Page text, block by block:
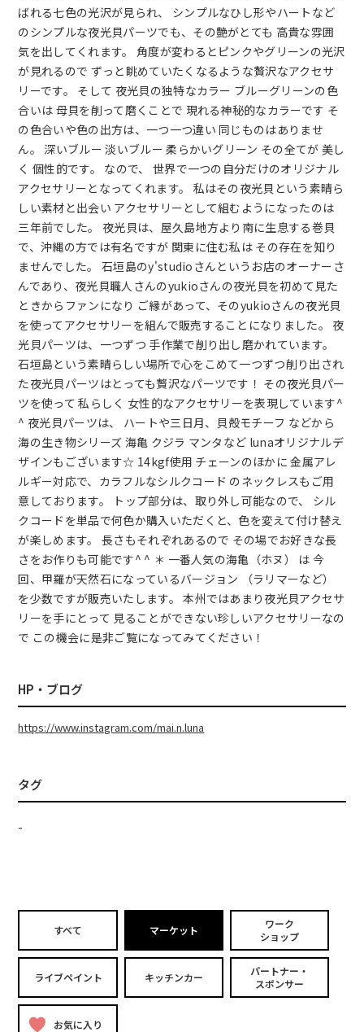
ばれる七色の光沢が見られ、 シンプルなひし形やハートなど
のシンプルな夜光貝パーツでも、その艶がとても 高貴な雰囲
気を出してくれます。 角度が変わるとピンクやグリーンの光沢
が見れるので ずっと眺めていたくなるような贅沢なアクセサ
リーです。 そして 夜光貝の独特なカラー ブルーグリーンの色
合いは 母貝を削って磨くことで 現れる神秘的なカラーです そ
の色合いや色の出方は、一つ一つ違い 同じものはありませ
ん。 深いブルー 淡いブルー 柔らかいグリーン その全てが 美し
く 個性的です。 なので、 世界で一つの自分だけのオリジナル
アクセサリーとなってくれます。 私はその夜光貝という素晴ら
しい素材と出会い アクセサリーとして組むようになったのは
三年前でした。 夜光貝は、屋久島地方より南に生息する巻貝
で、沖縄の方では有名ですが 関東に住む私は その存在を知り
ませんでした。 石垣島のy'studioさんというお店のオーナーさ
んであり、夜光貝職人さんのyukioさんの夜光貝を初めて見た
ときからファンになり ご縁があって、そのyukioさんの夜光貝
を使ってアクセサリーを組んで販売することになりました。 夜
光貝パーツは、一つずつ 手作業で削り出し磨かれています。
石垣島という素晴らしい場所で心をこめて一つずつ削り出され
た夜光貝パーツはとっても贅沢なパーツです！ その夜光貝パー
ツを使って 私らしく 女性的なアクセサリーを表現しています^
^ 夜光貝パーツは、 ハートや三日月、貝殻モチーフ などから
海の生き物シリーズ 海亀 クジラ マンタなど lunaオリジナルデ
ザインもございます☆ 14kgf使用 チェーンのほかに 金属アレ
ルギー対応で、カラフルなシルクコード のネックレスもご用
意しております。 トップ部分は、取り外し可能なので、 シル
クコードを単品で何色か購入いただくと、色を変えて付け替え
が楽しめます。 長さもそれぞれあるので その場でお好きな長
さをお作りも可能です^ ^ ＊ 一番人気の海亀（ホヌ） は 今
回、甲羅が天然石になっているバージョン （ラリマーなど）
を少数ですが販売いたします。 本州ではあまり夜光貝アクセサ
リーを手にとって 見ることができない珍しいアクセサリーなの
で この機会に是非ご覧になってみてください！
HP・ブログ
https://www.instagram.com/mai.n.luna
タグ
-
すべて マーケット
ワーク
ショップ
ライブペイント キッチンカー
パートナー・
スポンサー
お気に入り